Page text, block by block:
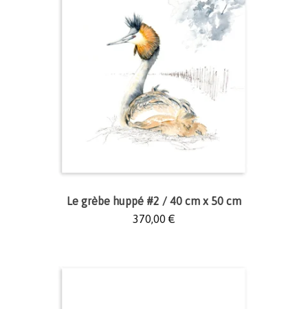
Le grèbe huppé #2 / 40 cm x 50 cm
370,00 €